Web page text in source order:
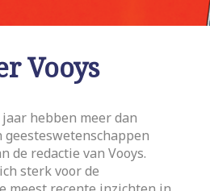
Vooys
hebben meer dan
de redactie van Vooys.
sterk voor de